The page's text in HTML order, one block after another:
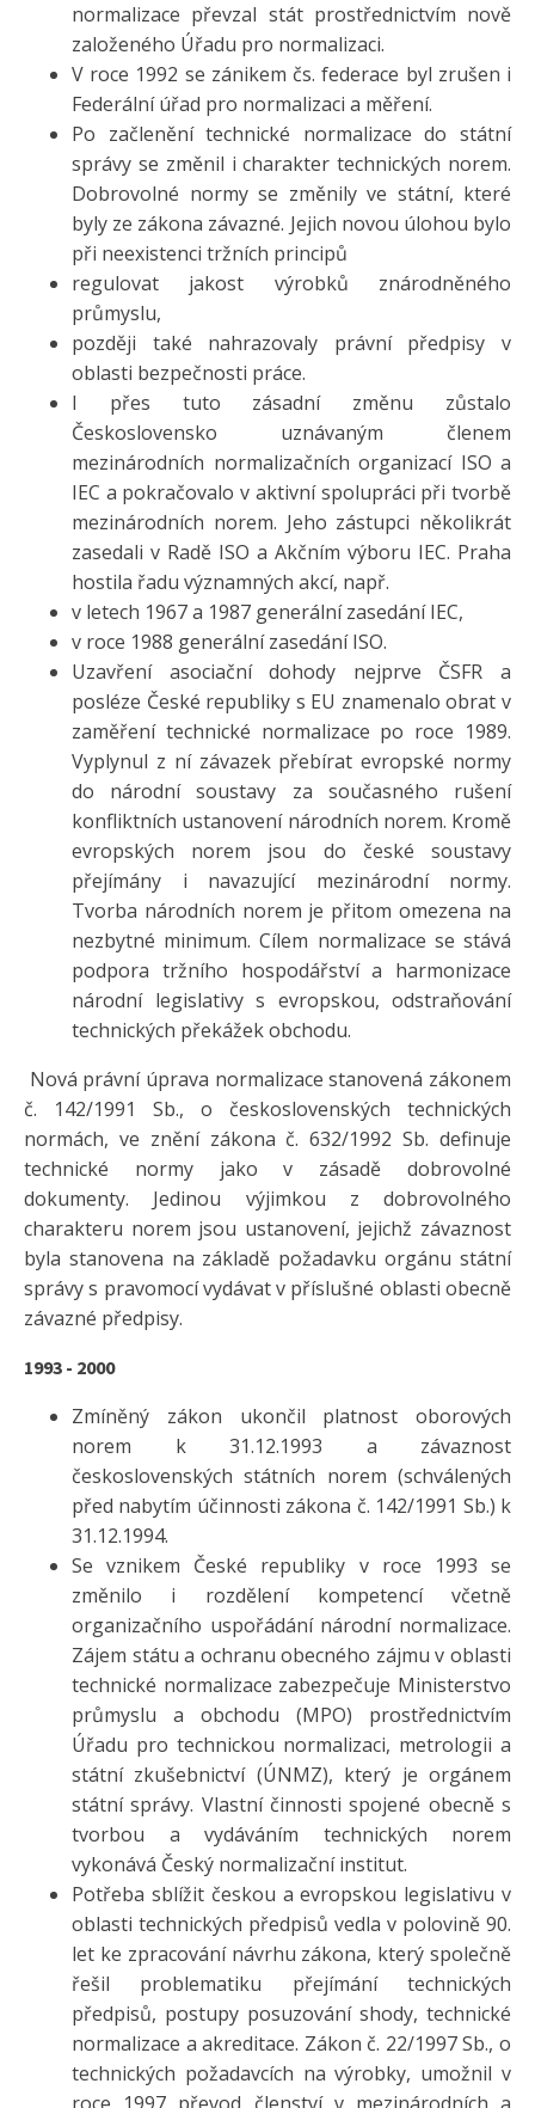
normalizace převzal stát prostřednictvím nově
založeného Úřadu pro normalizaci.
V roce 1992 se zánikem čs. federace byl zrušen i
Federální úřad pro normalizaci a měření.
Po začlenění technické normalizace do státní
správy se změnil i charakter technických norem.
Dobrovolné normy se změnily ve státní, které
byly ze zákona závazné. Jejich novou úlohou bylo
při neexistenci tržních principů
regulovat jakost výrobků znárodněného
průmyslu,
později také nahrazovaly právní předpisy v
oblasti bezpečnosti práce.
I přes tuto zásadní změnu zůstalo
Československo uznávaným členem
mezinárodních normalizačních organizací ISO a
IEC a pokračovalo v aktivní spolupráci při tvorbě
mezinárodních norem. Jeho zástupci několikrát
zasedali v Radě ISO a Akčním výboru IEC. Praha
hostila řadu významných akcí, např.
v letech 1967 a 1987 generální zasedání IEC,
v roce 1988 generální zasedání ISO.
Uzavření asociační dohody nejprve ČSFR a
posléze České republiky s EU znamenalo obrat v
zaměření technické normalizace po roce 1989.
Vyplynul z ní závazek přebírat evropské normy
do národní soustavy za současného rušení
konfliktních ustanovení národních norem. Kromě
evropských norem jsou do české soustavy
přejímány i navazující mezinárodní normy.
Tvorba národních norem je přitom omezena na
nezbytné minimum. Cílem normalizace se stává
podpora tržního hospodářství a harmonizace
národní legislativy s evropskou, odstraňování
technických překážek obchodu.
Nová právní úprava normalizace stanovená zákonem
č. 142/1991 Sb., o československých technických
normách, ve znění zákona č. 632/1992 Sb. definuje
technické normy jako v zásadě dobrovolné
dokumenty. Jedinou výjimkou z dobrovolného
charakteru norem jsou ustanovení, jejichž závaznost
byla stanovena na základě požadavku orgánu státní
správy s pravomocí vydávat v příslušné oblasti obecně
závazné předpisy.
1993 - 2000
Zmíněný zákon ukončil platnost oborových
norem k 31.12.1993 a závaznost
československých státních norem (schválených
před nabytím účinnosti zákona č. 142/1991 Sb.) k
31.12.1994.
Se vznikem České republiky v roce 1993 se
změnilo i rozdělení kompetencí včetně
organizačního uspořádání národní normalizace.
Zájem státu a ochranu obecného zájmu v oblasti
technické normalizace zabezpečuje Ministerstvo
průmyslu a obchodu (MPO) prostřednictvím
Úřadu pro technickou normalizaci, metrologii a
státní zkušebnictví (ÚNMZ), který je orgánem
státní správy. Vlastní činnosti spojené obecně s
tvorbou a vydáváním technických norem
vykonává Český normalizační institut.
Potřeba sblížit českou a evropskou legislativu v
oblasti technických předpisů vedla v polovině 90.
let ke zpracování návrhu zákona, který společně
řešil problematiku přejímání technických
předpisů, postupy posuzování shody, technické
normalizace a akreditace. Zákon č. 22/1997 Sb., o
technických požadavcích na výrobky, umožnil v